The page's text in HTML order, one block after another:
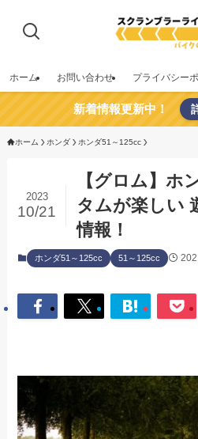
ホーム お問い合わせ プライバシー
新着情報更新中！
ホーム ホンダ ホンダ51～125cc
【グロム】ホ
タムが楽しい
情報！
2023
10/21
ホンダ51～125cc 51～125cc